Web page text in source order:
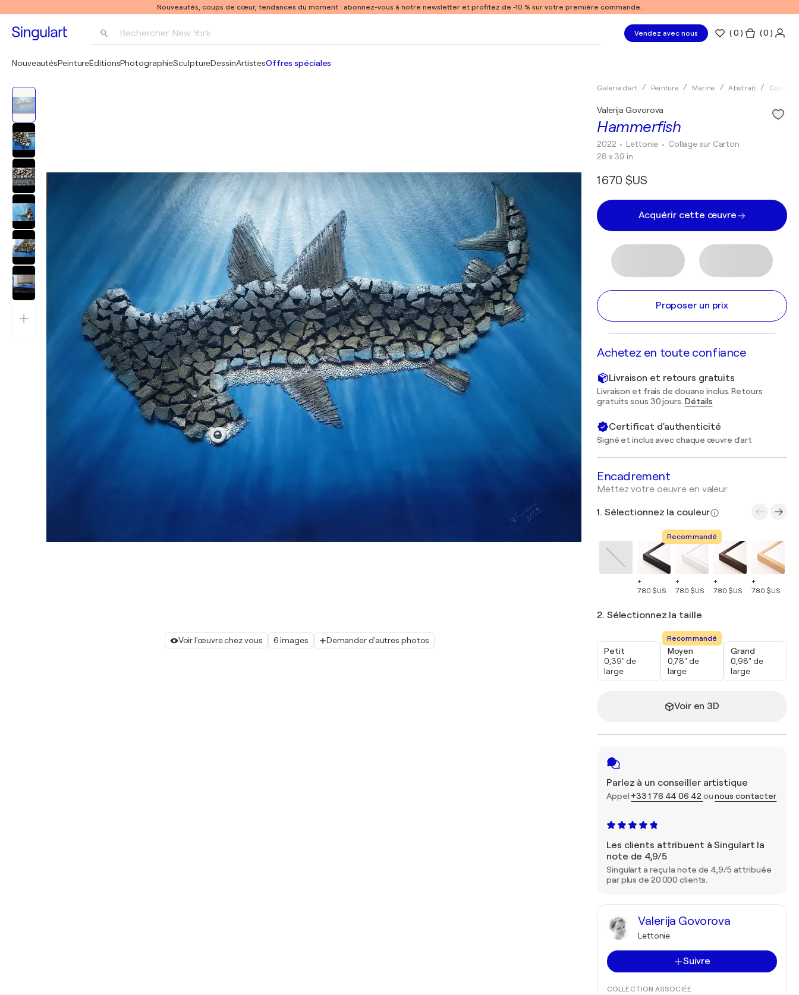
Nouveautés, coups de cœur, tendances du moment : abonnez-vous à notre newsletter et profitez de -10 % sur votre première commande.
Rechercher New York Vendez avec nous (0 ) ( 0 )
NouveautésPeintureÉditionsPhotographieSculptureDessinArtistesOffres spéciales
Voir l'œuvre chez vous 6 images Demander d'autres photos
Galerie d'art Peinture Marine Abstrait Collage
Hammerfish
Valerija Govorova
2022 • Lettonie • Collage sur Carton
28 x 39 in
1 670 $US
Acquérir cette œuvre
Proposer un prix
Achetez en toute confiance
Livraison et retours gratuits
Livraison et frais de douane inclus. Retours
gratuits sous 30 jours. Détails
Certificat d'authenticité
Signé et inclus avec chaque œuvre d'art
Encadrement
Mettez votre oeuvre en valeur
1. Sélectionnez la couleur
+
780 $US
Recommandé
+
780 $US
+
780 $US
+
780 $US
2. Sélectionnez la taille
Petit
0,39" de
large
Recommandé
Moyen
0,78" de
large
Grand
0,98" de
large
Voir en 3D
Parlez à un conseiller artistique
Appel +33 1 76 44 06 42 ounous contacter
Les clients attribuent à Singulart la
note de 4,9/5
Singulart a reçu la note de 4,9/5 attribuée
par plus de 20 000 clients.
Valerija Govorova
Lettonie
Suivre
COLLECTION ASSOCIÉE